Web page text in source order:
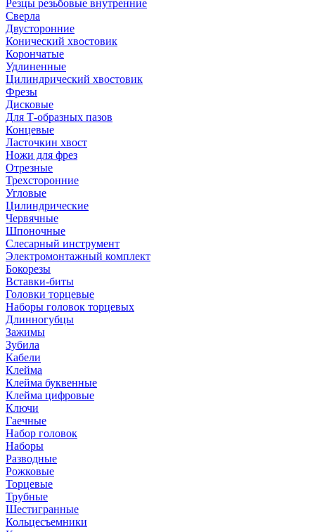
Резцы резьбовые внутренние
Сверла
Двусторонние
Конический хвостовик
Корончатые
Удлиненные
Цилиндрический хвостовик
Фрезы
Дисковые
Для Т-образных пазов
Концевые
Ласточкин хвост
Ножи для фрез
Отрезные
Трехсторонние
Угловые
Цилиндрические
Червячные
Шпоночные
Слесарный инструмент
Электромонтажный комплект
Бокорезы
Вставки-биты
Головки торцевые
Наборы головок торцевых
Длинногубцы
Зажимы
Зубила
Кабели
Клейма
Клейма буквенные
Клейма цифровые
Ключи
Гаечные
Набор головок
Наборы
Разводные
Рожковые
Торцевые
Трубные
Шестигранные
Кольцесъемники